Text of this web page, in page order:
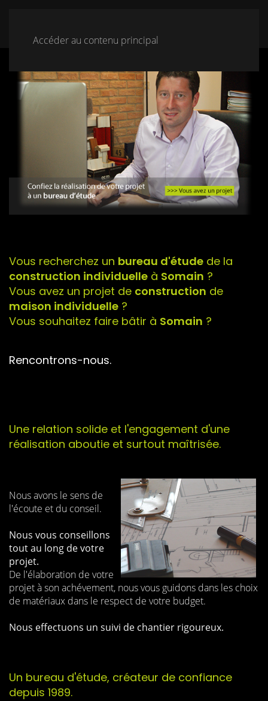
Accéder au contenu principal
Vous recherchez un bureau d'étude de la
construction individuelle à Somain ?
Vous avez un projet de construction de
maison individuelle ?
Vous souhaitez faire bâtir à Somain ?
Rencontrons-nous.
Une relation solide et l'engagement d'une
réalisation aboutie et surtout maîtrisée.
Nous avons le sens de
l'écoute et du conseil.
Nous vous conseillons
tout au long de votre
projet.
De l'élaboration de votre
projet à son achévement, nous vous guidons dans les choix
de matériaux dans le respect de votre budget.
Nous effectuons un suivi de chantier rigoureux.
Un bureau d'étude, créateur de confiance
depuis 1989.